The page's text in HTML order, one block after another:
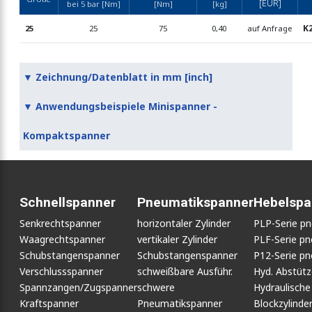
bei 5 bar [Nm] [Nm] [kg] [EUR]
25 25 75 0,40 auf Anfrage
▼ Zeichnung/Datenblatt in mm [inch]
▼ Anwendungsbeispiele Minispanner -
Kompaktspanner
Schnellspanner
Senkrechtspanner
Waagrechtspanner
Schubstangenspanner
Verschlussspanner
Spannzangen/Zugspanner
Kraftspanner
Pneumatikspanner
horizontaler Zylinder
vertikaler Zylinder
Schubstangenspanner
schweißbare Ausführ.
schwere
Pneumatikspanner
PLP-Serie
PLF-Serie
P12-Serie
Hyd.
Hydraulische
Blockzylinder